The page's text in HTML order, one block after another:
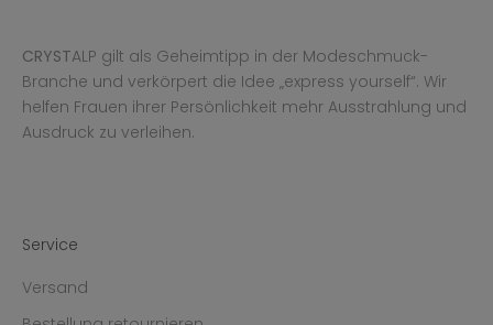
CRYSTALP gilt als Geheimtipp in der Modeschmuck-
Branche und verkörpert die Idee „express yourself“. Wir
helfen Frauen ihrer Persönlichkeit mehr Ausstrahlung und
Ausdruck zu verleihen.
Service
Versand